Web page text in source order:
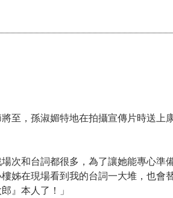
至，孫淑媚特地在拍攝宣傳片時送上
次和台詞都很多，為了讓她能專心準
姊在現場看到我的台詞一大堆，也會
』本人了！」